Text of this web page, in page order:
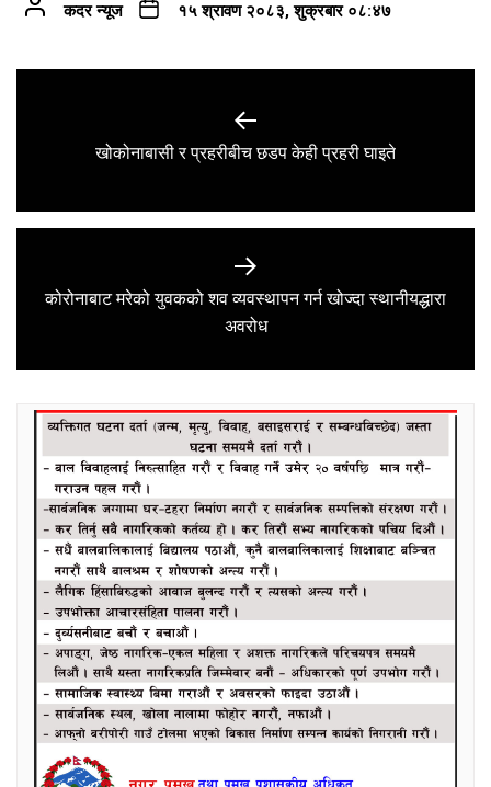
कदर न्यूज १५ श्रावण २०८३, शुक्रबार ०८:४७
Previous
खोकोनाबासी र प्रहरीबीच छडप केही प्रहरी घाइते
Next
post:
कोरोनाबाट मरेको युवकको शव व्यवस्थापन गर्न खोज्दा स्थानीयद्धारा
अवरोध